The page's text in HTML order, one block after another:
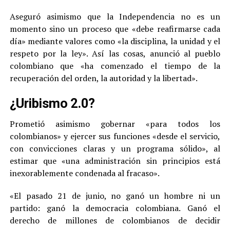
Aseguró asimismo que la Independencia no es un
momento sino un proceso que «debe reafirmarse cada
día» mediante valores como «la disciplina, la unidad y el
respeto por la ley». Así las cosas, anunció al pueblo
colombiano que «ha comenzado el tiempo de la
recuperación del orden, la autoridad y la libertad».
¿Uribismo 2.0?
Prometió asimismo gobernar «para todos los
colombianos» y ejercer sus funciones «desde el servicio,
con convicciones claras y un programa sólido», al
estimar que «una administración sin principios está
inexorablemente condenada al fracaso».
«El pasado 21 de junio, no ganó un hombre ni un
partido: ganó la democracia colombiana. Ganó el
derecho de millones de colombianos de decidir